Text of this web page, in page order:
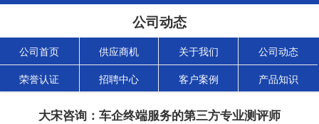
公司动态
公司首页 供应商机 关于我们 公司动态
荣誉认证 招聘中心 客户案例 产品知识
大宋咨询：车企终端服务的第三方专业测评师